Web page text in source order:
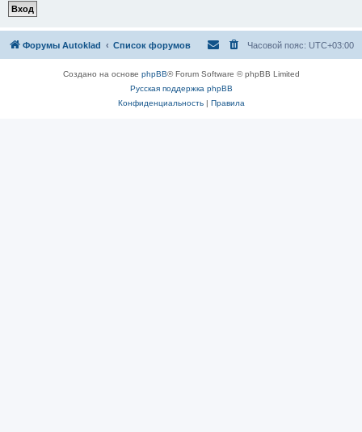
Форумы Autoklad Список форумов Часовой пояс: UTC+03:00
Создано на основе phpBB® Forum Software © phpBB Limited
Русская поддержка phpBB
Конфиденциальность| Правила